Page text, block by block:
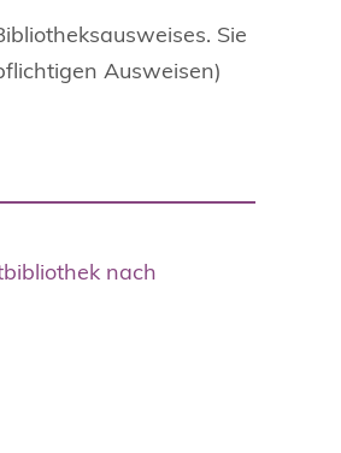
Sie
Ausweisen)
nach